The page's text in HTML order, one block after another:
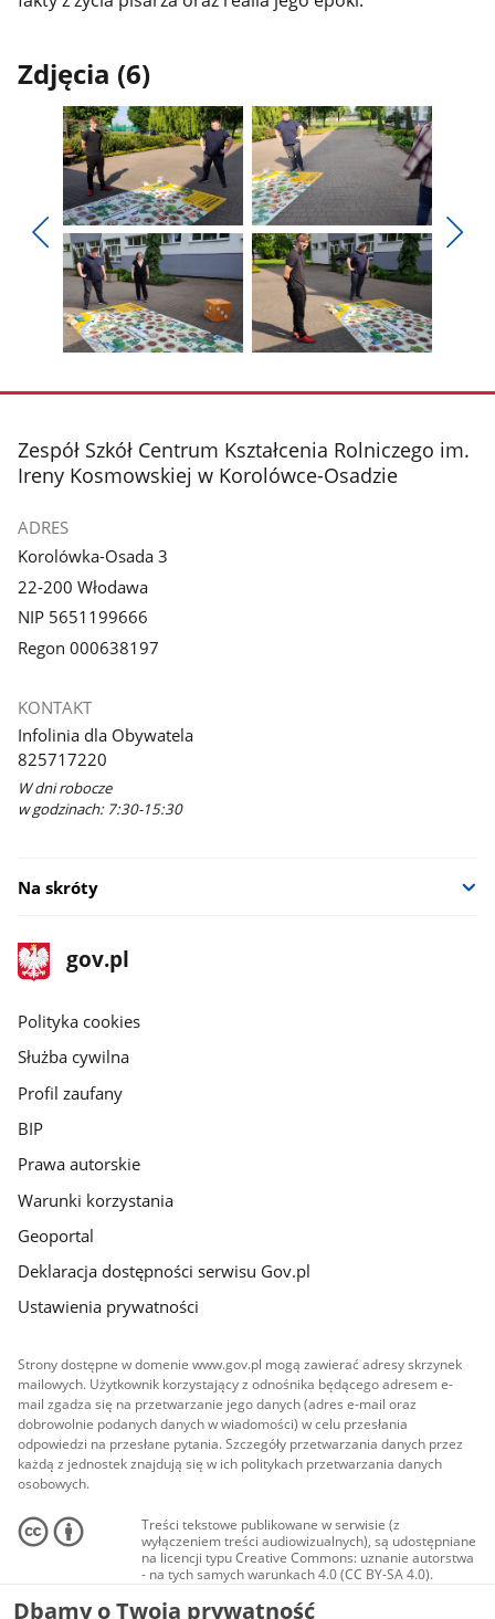
Zdjęcia (6)
Pokaż
poprzednie
zdjęcia
Pokaż
zdjęcie
z
galerii.
Pokaż
zdjęcie
galerii.
zdjęcie
z
galerii.
zdjęcie
galerii.
stopka
Zespół Szkół Centrum Kształcenia Rolniczego im.
Ireny Kosmowskiej w Korolówce-Osadzie
ADRES
Korolówka-Osada 3
22-200 Włodawa
NIP 5651199666
Regon 000638197
KONTAKT
Infolinia dla Obywatela
825717220
W dni robocze
w godzinach: 7:30-15:30
Na skróty
stopka
gov.pl
Strona
gov.pl
gov.pl
Polityka cookies
Służba cywilna
Profil zaufany
BIP
Prawa autorskie
Warunki korzystania
Geoportal
Deklaracja dostępności serwisu Gov.pl
Ustawienia prywatności
Strony dostępne w domenie www.gov.pl mogą zawierać adresy skrzynek
mailowych. Użytkownik korzystający z odnośnika będącego adresem e-
mail zgadza się na przetwarzanie jego danych (adres e-mail oraz
dobrowolnie podanych danych w wiadomości) w celu przesłania
odpowiedzi na przesłane pytania. Szczegóły przetwarzania danych przez
każdą z jednostek znajdują się w ich politykach przetwarzania danych
osobowych.
Treści tekstowe publikowane w serwisie (z
wyłączeniem treści audiowizualnych), są udostępniane
na licencji typu Creative Commons: uznanie autorstwa
- na tych samych warunkach 4.0 (CC BY-SA 4.0).
Materiały audiowizualne, w tym zdjęcia, materiały
audio i wideo, są udostępniane na licencji typu
Dbamy o Twoją prywatność